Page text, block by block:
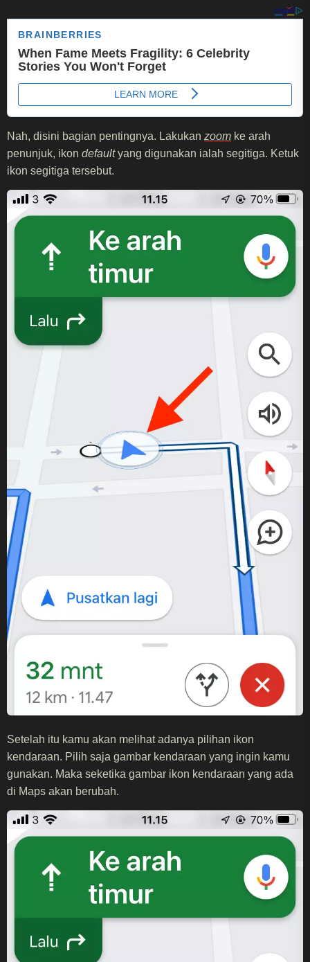
Nah, disini bagian pentingnya. Lakukan zoom ke arah
penunjuk, ikon defaultyang digunakan ialah segitiga. Ketuk
ikon segitiga tersebut.
Setelah itu kamu akan melihat adanya pilihan ikon
kendaraan. Pilih saja gambar kendaraan yang ingin kamu
gunakan. Maka seketika gambar ikon kendaraan yang ada
di Maps akan berubah.